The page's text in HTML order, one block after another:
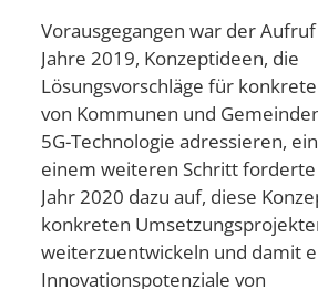
Vorausgegangen war der
Jahre 2019, Konzeptideen, die
Lösungsvorschläge für
von Kommunen und
5G-Technologie adressieren,
einem weiteren Schritt forderte
Jahr 2020 dazu auf, diese
konkreten
weiterzuentwickeln und damit
Innovationspotenziale von